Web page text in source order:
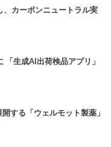
カーボンニュートラル実
生成AI出荷検品アプリ」
する「ウェルモット製薬」